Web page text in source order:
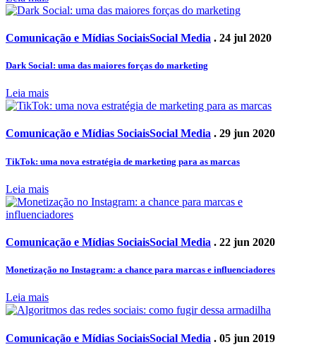
Comunicação e Mídias SociaisSocial Media . 24 jul 2020
Dark Social: uma das maiores forças do marketing
Leia mais
Comunicação e Mídias SociaisSocial Media . 29 jun 2020
TikTok: uma nova estratégia de marketing para as marcas
Leia mais
Comunicação e Mídias SociaisSocial Media . 22 jun 2020
Monetização no Instagram: a chance para marcas e influenciadores
Leia mais
Comunicação e Mídias SociaisSocial Media . 05 jun 2019